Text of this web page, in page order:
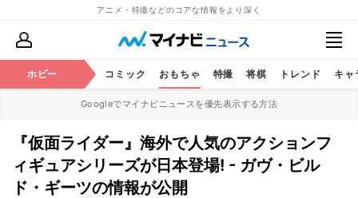
アニメ・特撮などのコアな情報をより深く
ホビー
アニメ コミック おもちゃ 特撮 将棋 トレンド キャ
Googleでマイナビニュースを優先表示する方法
『仮面ライダー』海外で人気のアクションフ
ィギュアシリーズが日本登場! - ガヴ・ビル
ド・ギーツの情報が公開